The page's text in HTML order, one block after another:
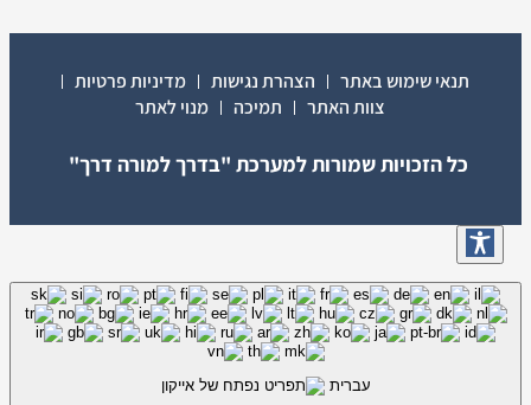
תנאי שימוש באתר הצהרת נגישות
מדיניות פרטיות
צוות האתר
תמיכה מנוי לאתר
כל הזכויות שמורות למערכת "בדרך למורה דרך"
עברית